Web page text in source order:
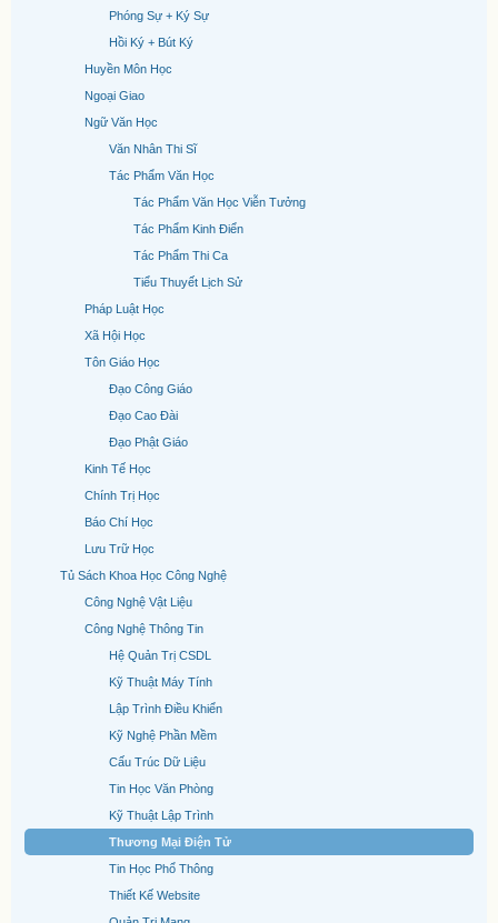
Phóng Sự + Ký Sự
Hồi Ký + Bút Ký
Huyền Môn Học
Ngoại Giao
Ngữ Văn Học
Văn Nhân Thi Sĩ
Tác Phẩm Văn Học
Tác Phẩm Văn Học Viễn Tưởng
Tác Phẩm Kinh Điển
Tác Phẩm Thi Ca
Tiểu Thuyết Lịch Sử
Pháp Luật Học
Xã Hội Học
Tôn Giáo Học
Đạo Công Giáo
Đạo Cao Đài
Đạo Phật Giáo
Kinh Tế Học
Chính Trị Học
Báo Chí Học
Lưu Trữ Học
Tủ Sách Khoa Học Công Nghệ
Công Nghệ Vật Liệu
Công Nghệ Thông Tin
Hệ Quản Trị CSDL
Kỹ Thuật Máy Tính
Lập Trình Điều Khiển
Kỹ Nghệ Phần Mềm
Cấu Trúc Dữ Liệu
Tin Học Văn Phòng
Kỹ Thuật Lập Trình
Thương Mại Điện Tử
Tin Học Phổ Thông
Thiết Kế Website